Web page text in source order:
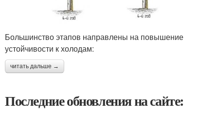
Большинство этапов направлены на повышение
устойчивости к холодам:
читать дальше →
Последние обновления на сайте: